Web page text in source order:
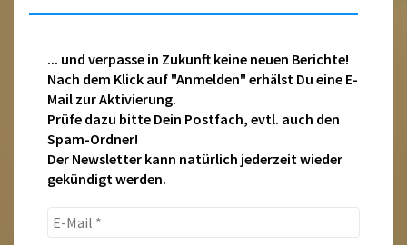
... und verpasse in Zukunft keine neuen Berichte!
Nach dem Klick auf "Anmelden" erhälst Du eine E-
Mail zur Aktivierung.
Prüfe dazu bitte Dein Postfach, evtl. auch den
Spam-Ordner!
Der Newsletter kann natürlich jederzeit wieder
gekündigt werden.
E-